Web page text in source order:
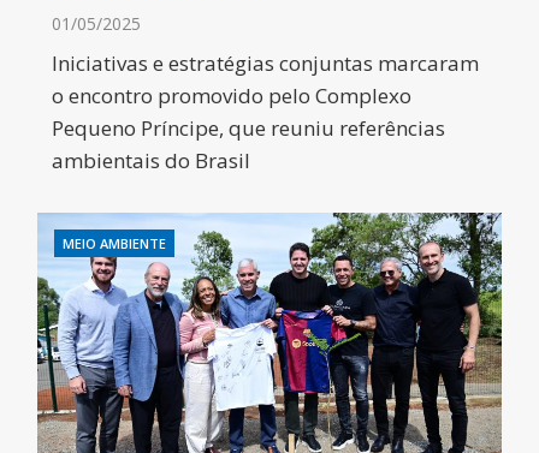
01/05/2025
Iniciativas e estratégias conjuntas marcaram
o encontro promovido pelo Complexo
Pequeno Príncipe, que reuniu referências
ambientais do Brasil
MEIO AMBIENTE